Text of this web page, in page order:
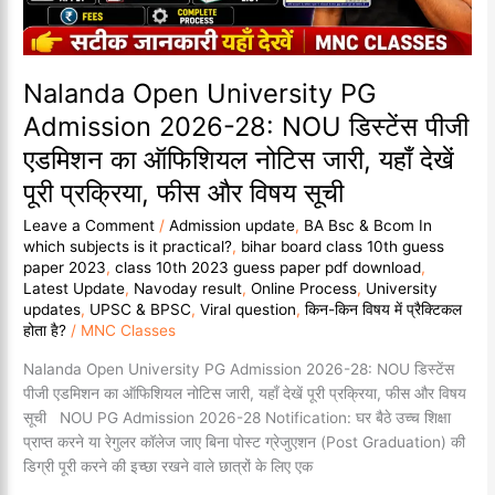
Nalanda Open University PG
Admission 2026-28: NOU डिस्टेंस पीजी
एडमिशन का ऑफिशियल नोटिस जारी, यहाँ देखें
पूरी प्रक्रिया, फीस और विषय सूची
Leave a Comment /Admission update, BA Bsc & Bcom In
which subjects is it practical?, bihar board class 10th guess
paper 2023,class 10th 2023 guess paper pdf download,
Latest Update, Navoday result,Online Process, University
updates, UPSC & BPSC,Viral question,किन-किन विषय में प्रैक्टिकल
होता है? / MNC Classes
Nalanda Open University PG Admission 2026-28: NOU डिस्टेंस
पीजी एडमिशन का ऑफिशियल नोटिस जारी, यहाँ देखें पूरी प्रक्रिया, फीस और विषय
सूची NOU PG Admission 2026-28 Notification: घर बैठे उच्च शिक्षा
प्राप्त करने या रेगुलर कॉलेज जाए बिना पोस्ट ग्रेजुएशन (Post Graduation) की
डिग्री पूरी करने की इच्छा रखने वाले छात्रों के लिए एक
डिस्टेंस
पीजी
एडमिशन
का
ऑफिशियल
नोटिस
जारी,
यहाँ
देखें
पूरी
प्रक्रिया,
फीस
और
विषय